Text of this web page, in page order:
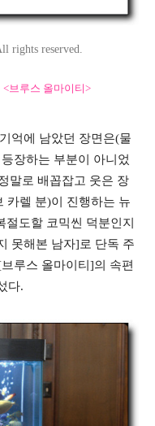
rights reserved.
브루스 올마이티>
억에 남았던 장면은(물
장하는 부분이 아니었
말로 배꼽잡고 웃은 장
카렐 분)이 진행하는 뉴
도할 코믹씬 덕분인지
못해본 남자]로 단독 주
루스 올마이티]의 속편
다.